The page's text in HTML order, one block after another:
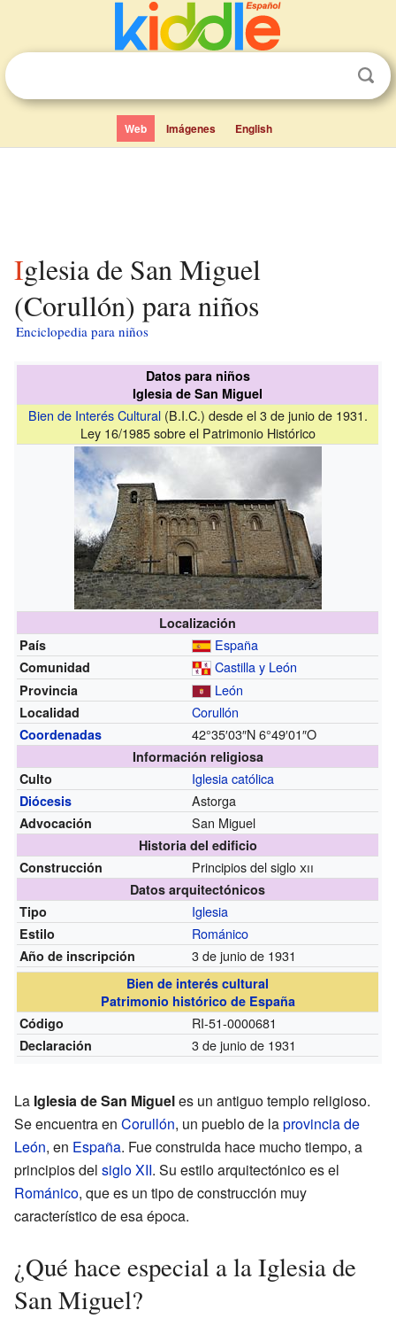
Web Imágenes English
Iglesia de San Miguel
(Corullón) para niños
Enciclopedia para niños
Datos para niños
Iglesia de San Miguel
Bien de Interés Cultural(B.I.C.) desde el 3 de junio de 1931.
Ley 16/1985 sobre el Patrimonio Histórico
Localización
País
España
Comunidad Castilla y León
Provincia León
Localidad Corullón
Coordenadas 42°35′03″N6°49′01″O
Información religiosa
Culto
Iglesia católica
Diócesis Astorga
Advocación San Miguel
Historia del edificio
Construcción
Principios del sigloxii
Datos arquitectónicos
Tipo
Iglesia
Estilo Románico
Año de inscripción 3 de junio de 1931
Bien de interés cultural
Patrimonio histórico de España
Código
RI-51-0000681
Declaración 3 de junio de 1931
La Iglesia de San Migueles un antiguo templo religioso.
Se encuentra en Corullón, un pueblo de laprovincia de
León, en España. Fue construida hace mucho tiempo, a
principios del siglo XII. Su estilo arquitectónico es el
Románico, que es un tipo de construcción muy
característico de esa época.
¿Qué hace especial a la Iglesia de
San Miguel?